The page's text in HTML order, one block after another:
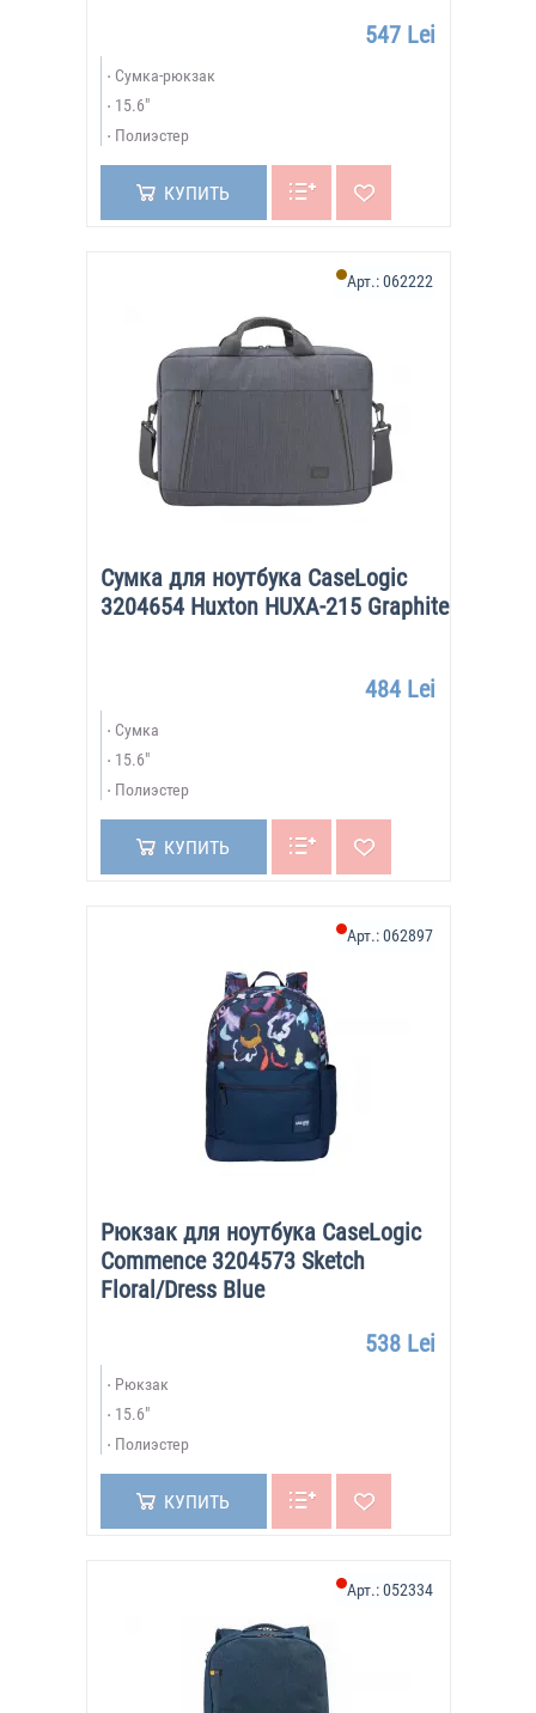
547 Lei
Сумка-рюкзак
15.6"
Полиэстер
КУПИТЬ
Сумка для ноутбука CaseLogic
3204654 Huxton HUXA-215 Graphite
Арт.:062222
484 Lei
Сумка
15.6"
Полиэстер
КУПИТЬ
Рюкзак для ноутбука CaseLogic
Commence 3204573 Sketch
Floral/Dress Blue
Арт.:062897
538 Lei
Рюкзак
15.6"
Полиэстер
КУПИТЬ
Арт.:052334